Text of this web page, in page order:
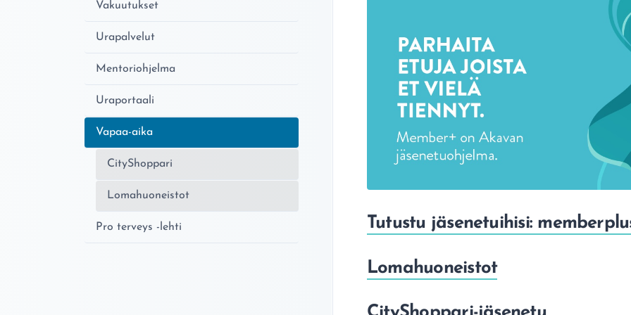
Tutustu jäsenetuihisi:
Lomahuoneistot
Vakuutukset
Urapalvelut
Mentoriohjelma
Uraportaali
Nykyinen sivu:
Vapaa-aika
CityShoppari
Lomahuoneistot
Pro terveys -lehti